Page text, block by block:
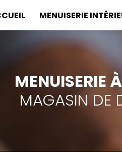
MENUISERIE
MENUISERIE
MAGASIN DE